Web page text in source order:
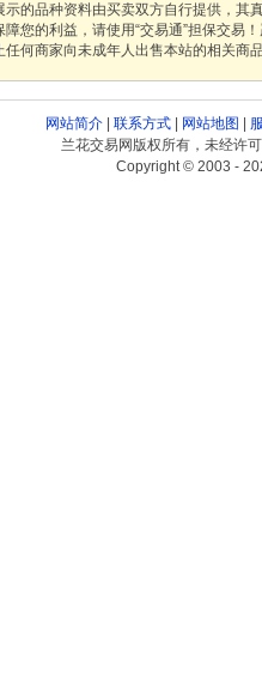
的品种资料由买卖双方自行提供，
您的利益，请使用“交易通”担保交
何商家向未成年人出售本站的相关商
网站简介| 联系方式| 网站地图
兰花交易网版权所有，未经许
Copyright © 2003 -